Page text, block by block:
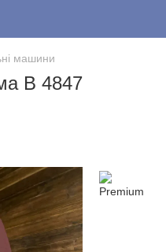
машини
B 4847